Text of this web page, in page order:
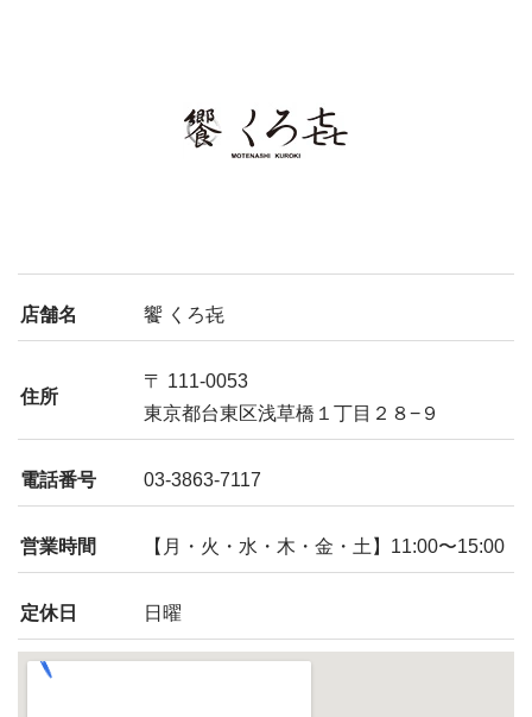
店舗名 饗 くろ㐂
住所
〒 111-0053
東京都台東区浅草橋１丁目２８−９
電話番号 03-3863-7117
営業時間 【月・火・水・木・金・土】11:00〜15:00
定休日 日曜